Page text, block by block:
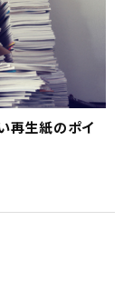
再生紙のポイ